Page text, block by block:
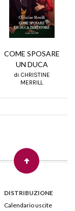
COME SPOSARE
UN DUCA
di CHRISTINE
MERRILL
DISTRIBUZIONE
Calendario uscite